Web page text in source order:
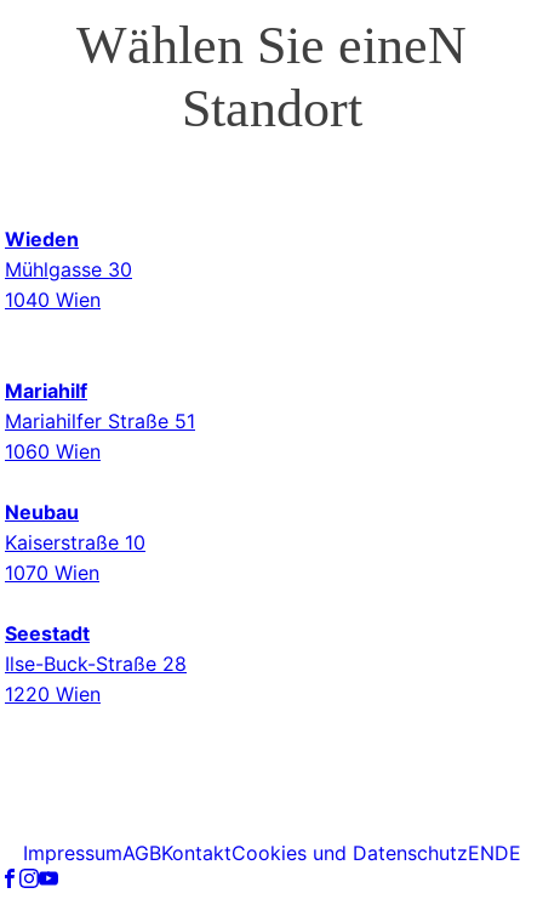
Wählen Sie eineN
Standort
Wieden
Mühlgasse 30
1040 Wien
Mariahilf
Mariahilfer Straße 51
1060 Wien
Neubau
Kaiserstraße 10
1070 Wien
Seestadt
Ilse-Buck-Straße 28
1220 Wien
ImpressumAGBKontaktCookies und DatenschutzENDE